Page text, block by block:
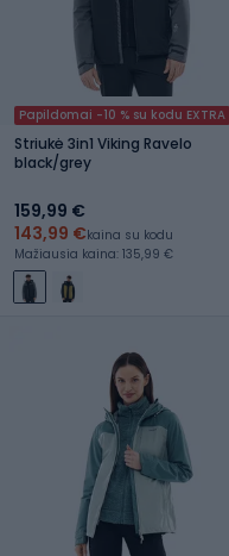
Papildomai -10 % su kodu EXTRA
Striukė 3in1 Viking Ravelo
black/grey
159,99 €
143,99 €kaina su kodu
Mažiausia kaina: 135,99 €